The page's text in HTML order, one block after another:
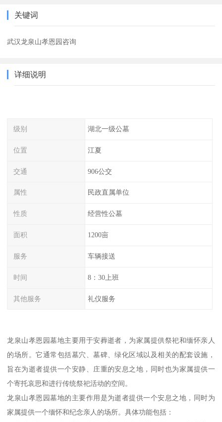
关键词
武汉龙泉山孝恩园咨询
详细说明
级别 湖北一级公墓
位置 江夏
交通 906公交
属性 民政直属单位
性质 经营性公墓
面积 1200亩
服务 车辆接送
时间 8：30上班
其他服务 礼仪服务
龙泉山孝恩园墓地主要用于安葬逝者，为家属提供祭祀和缅怀亲人
的场所。它通常包括墓穴、墓碑、绿化区域以及相关的配套设施，
旨在为逝者提供一个安静、庄重的安息之地，同时也为家属提供一
个寄托哀思和进行传统祭祀活动的空间。
龙泉山孝恩园墓地的主要作用是为逝者提供一个安息之地，同时为
家属提供一个缅怀和纪念亲人的场所。具体功能包括：